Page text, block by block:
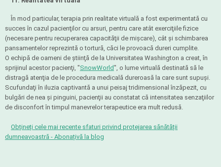
În mod particular, terapia prin realitate virtuală a fost experimentată cu
succes în cazul pacienţilor cu arsuri, pentru care atât exerciţiile fizice
(necesare pentru recuperarea capacităţii de mişcare), cât şi schimbarea
pansamentelor reprezintă o tortură, căci le provoacă dureri cumplite.
O echipă de oameni de ştiinţă de la Universitatea Washington a creat, în
sprijinul acestor pacienţi, "SnowWorld", o lume virtuală destinată să le
distragă atenţia de le procedura medicală dureroasă la care sunt supuşi.
Scufundaţi în iluzia captivantă a unui peisaj tridimensional înzăpezit, cu
bulgări de nea şi pinguini, pacienţii au constatat că intensitatea senzaţiilor
de disconfort în timpul manevrelor terapeutice era mult redusă.
Obțineți cele mai recente sfaturi privind protejarea sănătății
dumneavoastră - Abonațivă la blog